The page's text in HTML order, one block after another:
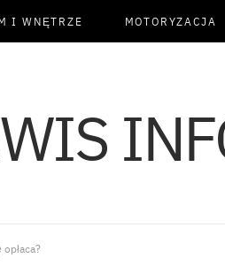
I WNĘTRZE MOTORYZACJA